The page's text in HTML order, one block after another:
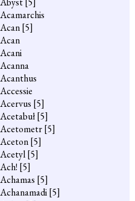
Acamarchis
Acan[5]
Acan
Acani
Acanna
Acanthus
Accessie
Acervus [5]
Acetabuł[5]
Acetometr[5]
Aceton[5]
Acetyl[5]
Ach! [5]
Achamas [5]
Achanamadi[5]